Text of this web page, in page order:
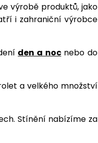
výrobě produktů, jako
i zahraniční výrobce
den a nocnebo do
a velkého množství
Stínění nabízíme za